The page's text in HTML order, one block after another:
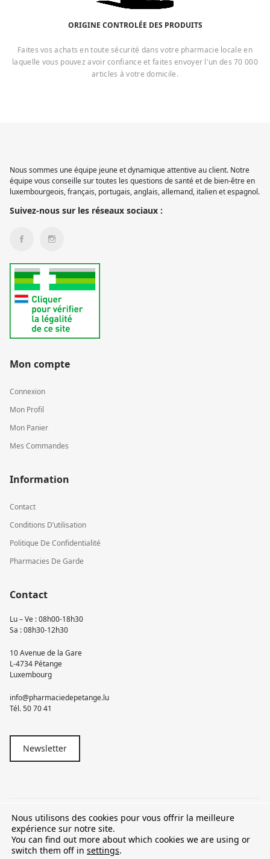
ORIGINE CONTROLÉE DES PRODUITS
Faites vos achats en toute sécurité dans votre pharmacie locale en
laquelle vous pouvez avoir confiance et faites envoyer l'un des 70 000
articles à votre domicile.
Nous sommes une équipe jeune et dynamique attentive au client. Notre
équipe vous conseille sur toutes les questions de santé et de bien-être en
luxembourgeois, français, portugais, anglais, allemand, italien et espagnol.
Suivez-nous sur les réseaux sociaux :
Mon compte
Connexion
Mon Profil
Mon Panier
Mes Commandes
Information
Contact
Conditions D’utilisation
Politique De Confidentialité
Pharmacies De Garde
Contact
Lu – Ve : 08h00-18h30
Sa : 08h30-12h30
10 Avenue de la Gare
L-4734 Pétange
Luxembourg
info@pharmaciedepetange.lu
Tél.50 70 41
Newsletter
© 2026 Pharmacie Pétange
TVA LU15581262
Nous utilisons des cookies pour vous offrir la meilleure
expérience sur notre site.
You can find out more about which cookies we are using or
switch them off in settings.